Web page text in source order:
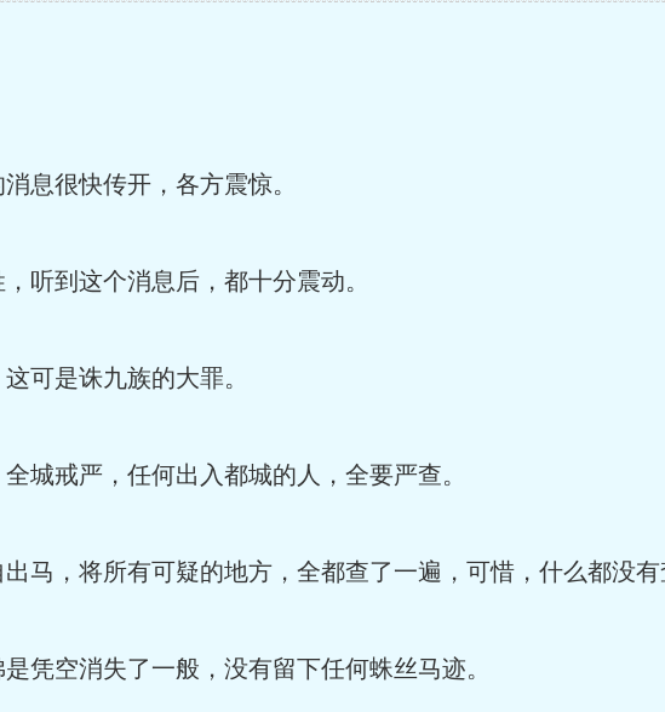
很快传开，各方震惊。
到这个消息后，都十分震动。
是诛九族的大罪。
戒严，任何出入都城的人，全要严查。
，将所有可疑的地方，全都查了一遍，可惜，什么都没有
空消失了一般，没有留下任何蛛丝马迹。